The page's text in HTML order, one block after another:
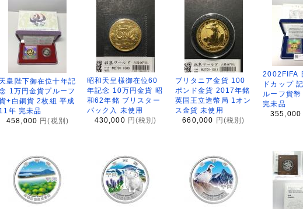
天皇陛下御在位十年記
1万円金貨プルーフ
+白銅貨 2枚組 平成
11年 完未品
458,000 円(税別)
昭和天皇様御在位60
年記念 10万円金貨 昭
和62年銘 ブリスター
パック入 未使用
430,000 円(税別)
ブリタニア金貨 100
ポンド金貨 2017年銘
英国王立造幣局 1オン
ス金貨 未使用
660,000
円(税別)
2002FIFA
ドカップ
ルーフ貨幣
完未品
355,000